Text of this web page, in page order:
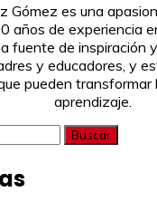
Gómez es una
años de experiencia
fuente de inspiración
y educadores, y
pueden transformar
aprendizaje.